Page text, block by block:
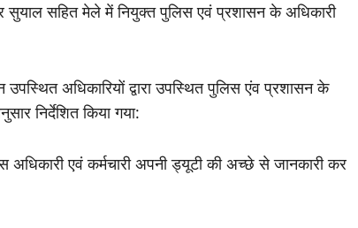
सुयाल सहित मेले में नियुक्त पुलिस एवं प्रशासन के अधिकारी
उपस्थित अधिकारियों द्वारा उपस्थित पुलिस एंव प्रशासन के
निर्देशित किया गया:
अधिकारी एवं कर्मचारी अपनी ड्यूटी की अच्छे से जानकारी कर